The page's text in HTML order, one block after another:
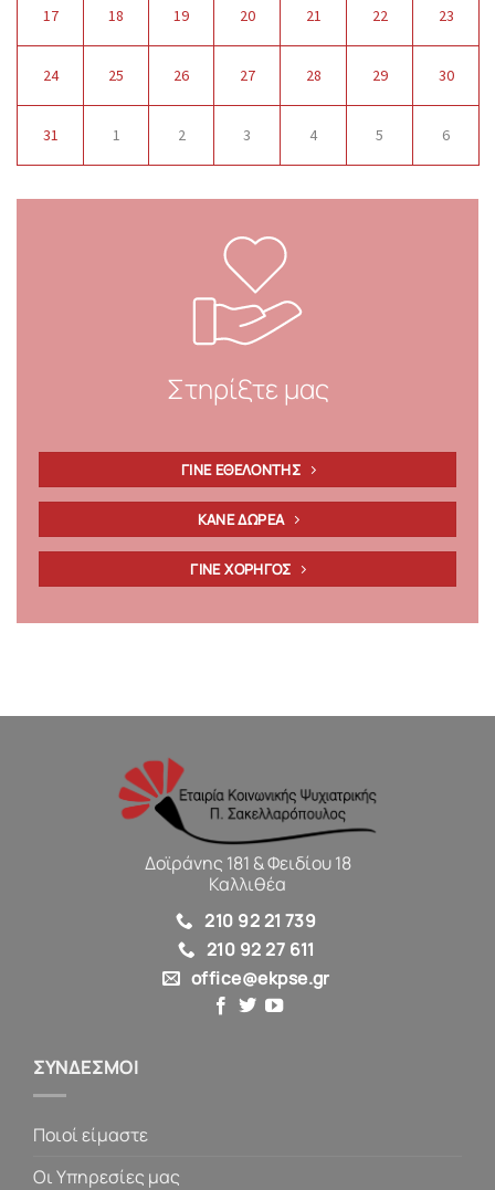
17 18 19 20 21 22 23
24 25 26 27 28 29 30
31 1 2 3 4 5 6
Στηρίξτε μας
ΓΙΝΕ ΕΘΕΛΟΝΤΗΣ
ΚΑΝΕ ΔΩΡΕΑ
ΓΙΝΕ ΧΟΡΗΓΟΣ
Δοϊράνης 181 & Φειδίου 18
Καλλιθέα
210 92 21 739
210 92 27 611
office@ekpse.gr
ΣΥΝΔΕΣΜΟΙ
Ποιοί είμαστε
Οι Υπηρεσίες μας